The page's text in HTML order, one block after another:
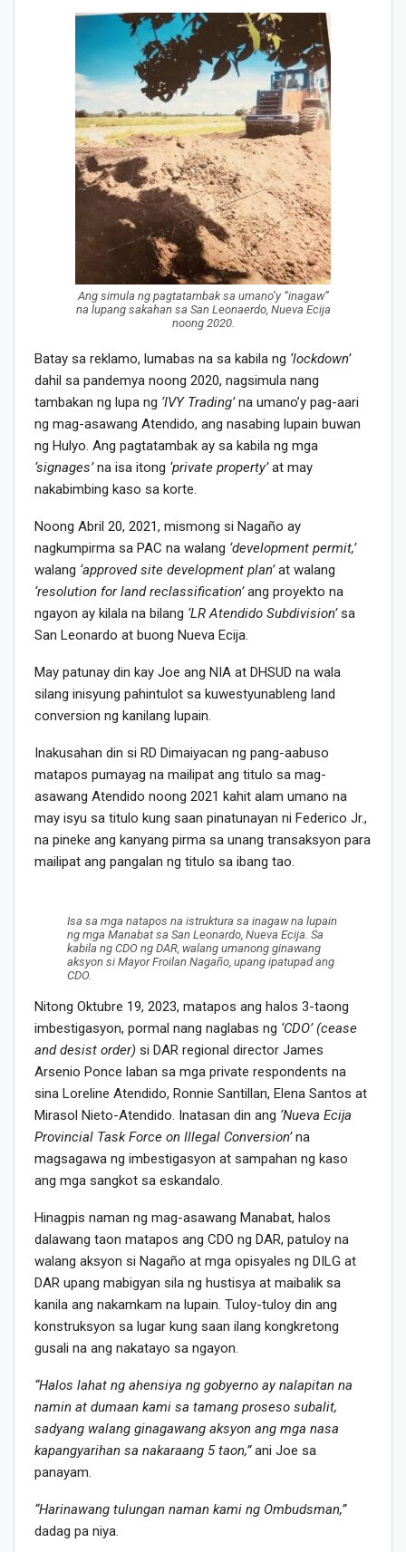
Ang simula ng pagtatambak sa umano’y “inagaw”
na lupang sakahan sa San Leonaerdo, Nueva Ecija
noong 2020.
Batay sa reklamo, lumabas na sa kabila ng ‘lockdown’
dahil sa pandemya noong 2020, nagsimula nang
tambakan ng lupa ng ‘IVY Trading’na umano’y pag-aari
ng mag-asawang Atendido, ang nasabing lupain buwan
ng Hulyo. Ang pagtatambak ay sa kabila ng mga
‘signages’na isa itong ‘private property’at may
nakabimbing kaso sa korte.
Noong Abril 20, 2021, mismong si Nagaño ay
nagkumpirma sa PAC na walang ‘development permit,’
walang ‘approved site development plan’at walang
‘resolution for land reclassification’ang proyekto na
ngayon ay kilala na bilang ‘LR Atendido Subdivision’sa
San Leonardo at buong Nueva Ecija.
May patunay din kay Joe ang NIA at DHSUD na wala
silang inisyung pahintulot sa kuwestyunableng land
conversion ng kanilang lupain.
Inakusahan din si RD Dimaiyacan ng pang-aabuso
matapos pumayag na mailipat ang titulo sa mag-
asawang Atendido noong 2021 kahit alam umano na
may isyu sa titulo kung saan pinatunayan ni Federico Jr.,
na pineke ang kanyang pirma sa unang transaksyon para
mailipat ang pangalan ng titulo sa ibang tao.
Isa sa mga natapos na istruktura sa inagaw na lupain
ng mga Manabat sa San Leonardo, Nueva Ecija. Sa
kabila ng CDO ng DAR, walang umanong ginawang
aksyon si Mayor Froilan Nagaño, upang ipatupad ang
CDO.
Nitong Oktubre 19, 2023, matapos ang halos 3-taong
imbestigasyon, pormal nang naglabas ng ‘CDO’ (cease
and desist order) si DAR regional director James
Arsenio Ponce laban sa mga private respondents na
sina Loreline Atendido, Ronnie Santillan, Elena Santos at
Mirasol Nieto-Atendido. Inatasan din ang ‘Nueva Ecija
Provincial Task Force on Illegal Conversion’na
magsagawa ng imbestigasyon at sampahan ng kaso
ang mga sangkot sa eskandalo.
Hinagpis naman ng mag-asawang Manabat, halos
dalawang taon matapos ang CDO ng DAR, patuloy na
walang aksyon si Nagaño at mga opisyales ng DILG at
DAR upang mabigyan sila ng hustisya at maibalik sa
kanila ang nakamkam na lupain. Tuloy-tuloy din ang
konstruksyon sa lugar kung saan ilang kongkretong
gusali na ang nakatayo sa ngayon.
“Halos lahat ng ahensiya ng gobyerno ay nalapitan na
namin at dumaan kami sa tamang proseso subalit,
sadyang walang ginagawang aksyon ang mga nasa
kapangyarihan sa nakaraang 5 taon,”ani Joe sa
panayam.
“Harinawang tulungan naman kami ng Ombudsman,”
dadag pa niya.